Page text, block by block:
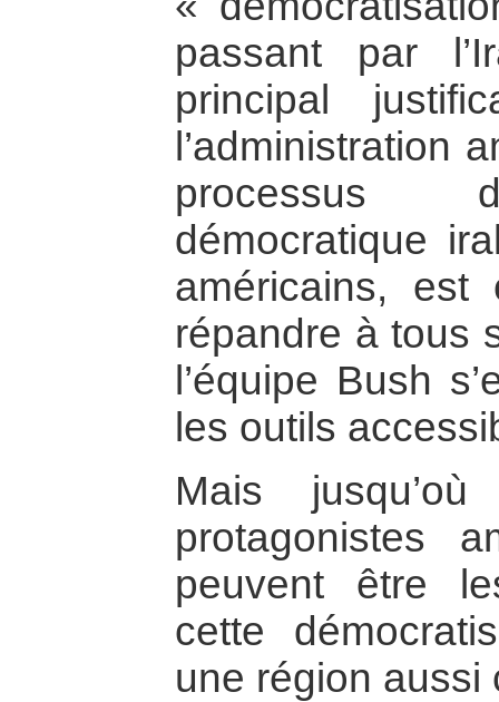
passant par
principal
l’administration
processus
démocratique
américains,
répandre à tous
l’équipe Bush
les outils
Mais
protagonistes
peuvent être
cette
une région aussi